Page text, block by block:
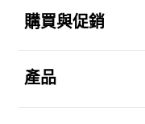
購買與促銷
產品